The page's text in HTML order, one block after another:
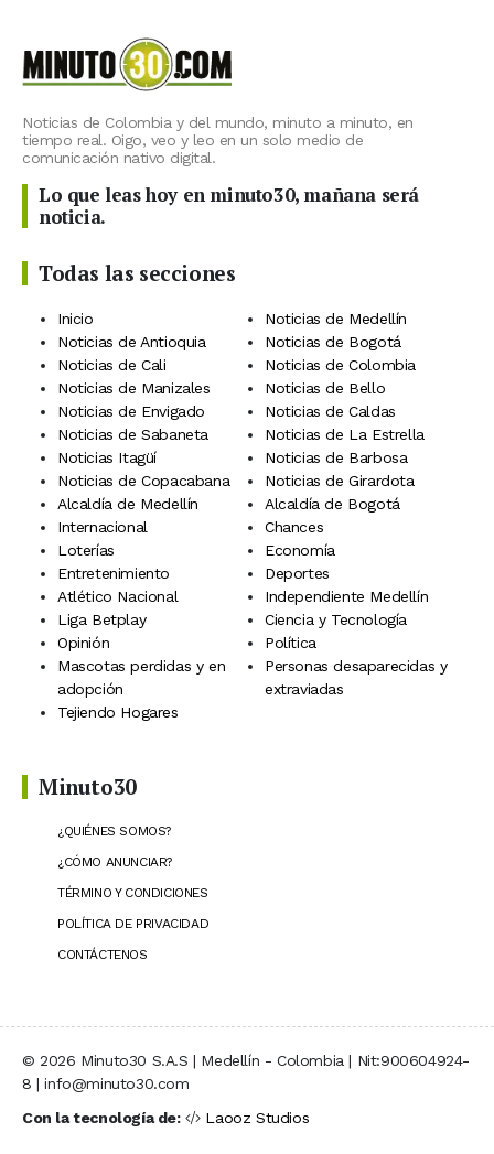
Noticias de Colombia y del mundo, minuto a minuto, en
tiempo real. Oigo, veo y leo en un solo medio de
comunicación nativo digital.
Lo que leas hoy en minuto30, mañana será
noticia.
Todas las secciones
Inicio
Noticias de Medellín
Noticias de Antioquia
Noticias de Bogotá
Noticias de Cali
Noticias de Colombia
Noticias de Manizales
Noticias de Bello
Noticias de Envigado
Noticias de Caldas
Noticias de Sabaneta
Noticias de La Estrella
Noticias Itagüí
Noticias de Barbosa
Noticias de Copacabana
Noticias de Girardota
Alcaldía de Medellín
Alcaldía de Bogotá
Internacional
Chances
Loterías
Economía
Entretenimiento
Deportes
Atlético Nacional
Independiente Medellín
Liga Betplay
Ciencia y Tecnología
Opinión
Política
Mascotas perdidas y en
adopción
Personas desaparecidas y
extraviadas
Tejiendo Hogares
Minuto30
¿QUIÉNES SOMOS?
¿CÓMO ANUNCIAR?
TÉRMINO Y CONDICIONES
POLÍTICA DE PRIVACIDAD
CONTÁCTENOS
© 2026 Minuto30 S.A.S | Medellín - Colombia | Nit:900604924-
8 | info@minuto30.com
Con la tecnología de:
Laooz Studios